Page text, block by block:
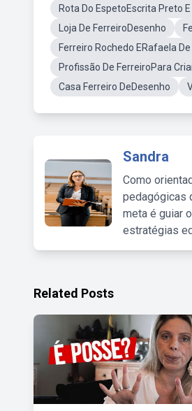
Rota Do EspetoEscrita Preto
Loja De FerreiroDesenho
Ferreiro Rochedo ERafaela
Profissão De FerreiroPara
Casa Ferreiro DeDesenho
Sandra
Como
pedagógicas
meta é guiar
estratégias
Related Posts